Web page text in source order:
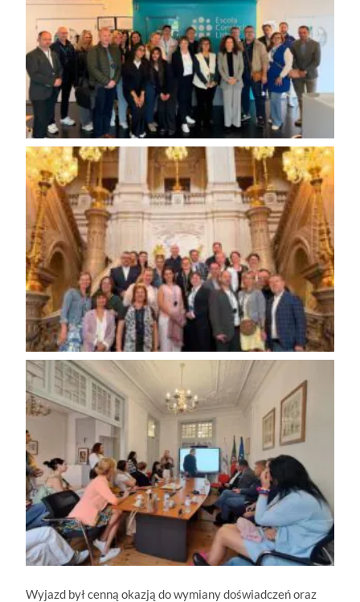
Wyjazd był cenną okazją do wymiany doświadczeń oraz